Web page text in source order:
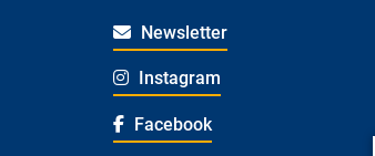
Newsletter
Instagram
Facebook